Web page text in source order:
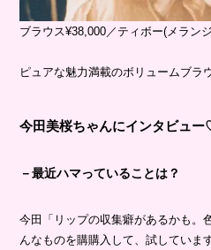
ブラウス¥38,000／ティボー(メラン
ピュアな魅力満載のボリュームブラ
今田美桜ちゃんにインタビュ
－最近ハマっていることは？
今田「リップの収集癖があるかも。
んなものを購購入して、試していま